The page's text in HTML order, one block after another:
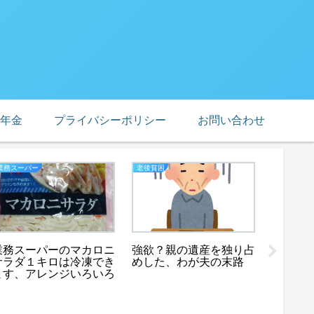
年金 プライバシーポリシー お問い合わせ
務スーパー
務スーパーのマカロニ
ラダ１キロは冷凍でき
す、アレンジいろいろ
老後貧困
強欲？親の遺産を独り占
めした、わが夫の末路